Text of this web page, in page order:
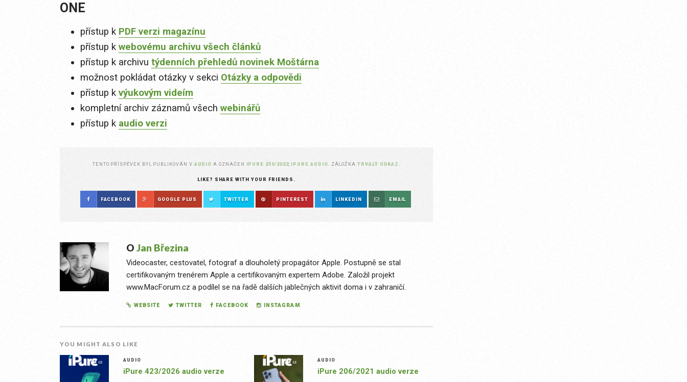
ONE
přístup k PDF verzi magazínu
přístup k webovému archivu všech článků
přístup k archivu týdenních přehledů novinek Moštárna
možnost pokládat otázky v sekci Otázky a odpovědi
přístup k výukovým videím
kompletní archiv záznamů všech webinářů
přístup k audio verzi
TENTO PŘÍSPĚVEK BYL PUBLIKOVÁN V AUDIO A OZNAČEN IPURE 259/2022, IPURE AUDIO . ZÁLOŽKATRVALÝ ODKAZ
LIKE? SHARE WITH YOUR FRIENDS.
FACEBOOK GOOGLE PLUS TWITTER PINTEREST LINKEDIN EMAIL
O Jan Březina
Videocaster, cestovatel, fotograf a dlouholetý propagátor Apple. Postupně se stal
certifikovaným trenérem Apple a certifikovaným expertem Adobe. Založil projekt
www.MacForum.cz a podílel se na řadě dalších jablečných aktivit doma i v zahraničí.
WEBSITE TWITTER FACEBOOK INSTAGRAM
YOU MIGHT ALSO LIKE
AUDIO
iPure 423/2026 audio verze
AUDIO
iPure 206/2021 audio verze